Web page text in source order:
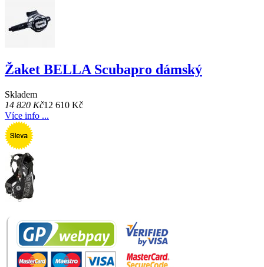
Žaket BELLA Scubapro dámský
Skladem
14 820 Kč12 610 Kč
Více info ...